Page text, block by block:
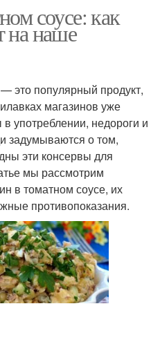
соусе: как
на наше
это популярный продукт,
магазинов уже
употреблении, недороги и
задумываются о том,
эти консервы для
мы рассмотрим
в томатном соусе, их
противопоказания.